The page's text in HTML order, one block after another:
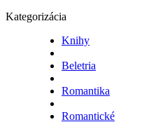
Kategorizácia
Knihy
Beletria
Romantika
Romantické